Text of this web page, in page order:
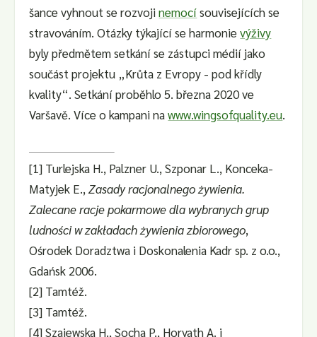
šance vyhnout se rozvojinemocísouvisejících se
stravováním. Otázky týkající se harmonievýživy
byly předmětem setkání se zástupci médií jako
součást projektu „Krůta z Evropy - pod křídly
kvality“. Setkání proběhlo 5. března 2020 ve
Varšavě. Více o kampani nawww.wingsofquality.eu.
[1] Turlejska H., Palzner U., Szponar L., Konceka-
Matyjek E.,Zasady racjonalnego żywienia.
Zalecane racje pokarmowe dla wybranych grup
ludności w zakładach żywienia zbiorowego,
Ośrodek Doradztwa i Doskonalenia Kadr sp. z o.o.,
Gdańsk 2006.
[2] Tamtéž.
[3] Tamtéž.
[4] Szajewska H., Socha P., Horvath A. i